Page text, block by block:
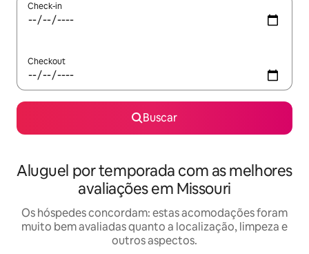
Check-in
Checkout
Buscar
Aluguel por temporada com as melhores
avaliações em Missouri
Os hóspedes concordam: estas acomodações foram
muito bem avaliadas quanto a localização, limpeza e
outros aspectos.